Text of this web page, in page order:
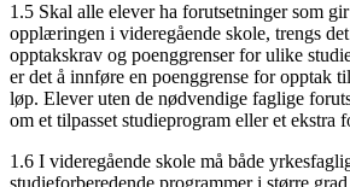
1.5 Skal alle elever ha forutsetninger som
opplæringen i videregående skole, trengs
opptakskrav og poenggrenser for ulike
er det å innføre en poenggrense for opptak
løp. Elever uten de nødvendige faglige
om et tilpasset studieprogram eller et ekstra
1.6 I videregående skole må både